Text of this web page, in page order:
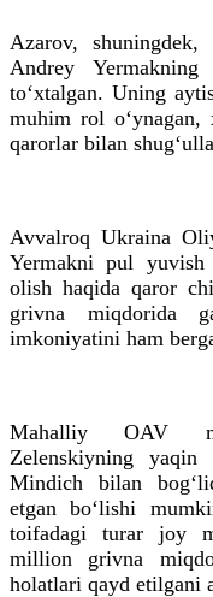
Azarov,
Andrey
to‘xtalgan. Uning
muhim rol
qarorlar bilan
Avvalroq Ukraina
Yermakni pul
olish haqida qaror
grivna miqdorida
imkoniyatini ham
Mahalliy OAV
Zelenskiyning
Mindich bilan
etgan bo‘lishi
toifadagi turar joy
million grivna
holatlari qayd etilgani